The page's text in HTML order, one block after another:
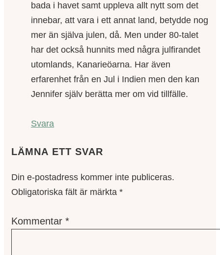
bada i havet samt uppleva allt nytt som det
innebar, att vara i ett annat land, betydde nog
mer än själva julen, då. Men under 80-talet
har det också hunnits med några julfirandet
utomlands, Kanarieöarna. Har även
erfarenhet från en Jul i Indien men den kan
Jennifer själv berätta mer om vid tillfälle.
Svara
LÄMNA ETT SVAR
Din e-postadress kommer inte publiceras.
Obligatoriska fält är märkta *
Kommentar *